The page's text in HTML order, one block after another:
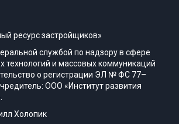
ресурс застройщиков»
службой по надзору в сфере
технологий и массовых коммуникаций
о регистрации ЭЛ № ФС 77–
ООО «Институт развития
Холопик